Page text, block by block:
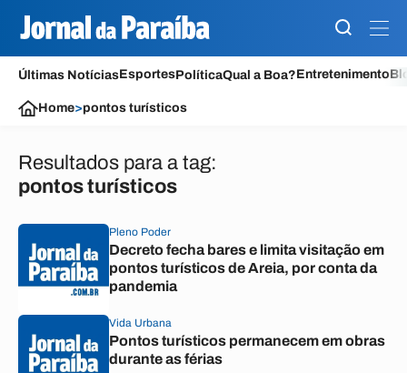
Últimas NotíciasEsportesPolíticaQual a Boa?Entretenimento
Home>pontos turísticos
Resultados para a tag:
pontos turísticos
Pleno Poder
Decreto fecha bares e limita visitação em
pontos turísticos de Areia, por conta da
pandemia
Vida Urbana
Pontos turísticos permanecem em obras
durante as férias